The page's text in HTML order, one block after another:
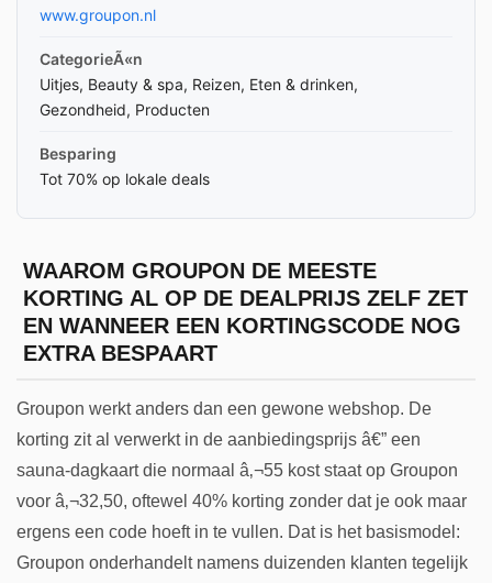
www.groupon.nl
CategorieÃ«n
Uitjes, Beauty & spa, Reizen, Eten & drinken,
Gezondheid, Producten
Besparing
Tot 70% op lokale deals
WAAROM GROUPON DE MEESTE
KORTING AL OP DE DEALPRIJS ZELF ZET
EN WANNEER EEN KORTINGSCODE NOG
EXTRA BESPAART
Groupon werkt anders dan een gewone webshop. De
korting zit al verwerkt in de aanbiedingsprijs â€” een
sauna-dagkaart die normaal â‚¬55 kost staat op Groupon
voor â‚¬32,50, oftewel 40% korting zonder dat je ook maar
ergens een code hoeft in te vullen. Dat is het basismodel:
Groupon onderhandelt namens duizenden klanten tegelijk